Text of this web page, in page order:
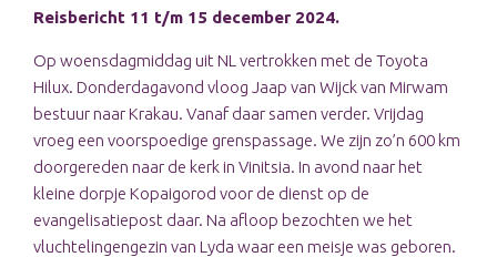
Reisbericht 11 t/m 15 december 2024.
Op woensdagmiddag uit NL vertrokken met de Toyota
Hilux. Donderdagavond vloog Jaap van Wijck van Mirwam
bestuur naar Krakau. Vanaf daar samen verder. Vrijdag
vroeg een voorspoedige grenspassage. We zijn zo’n 600 km
doorgereden naar de kerk in Vinitsia. In avond naar het
kleine dorpje Kopaigorod voor de dienst op de
evangelisatiepost daar. Na afloop bezochten we het
vluchtelingengezin van Lyda waar een meisje was geboren.